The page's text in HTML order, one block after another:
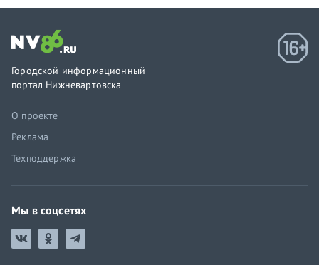
Городской информационный
портал Нижневартовска
О проекте
Реклама
Техподдержка
Мы в соцсетях